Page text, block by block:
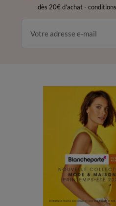
dès 20€ d’achat -